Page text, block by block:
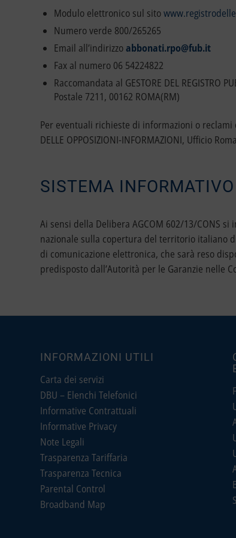
Modulo elettronico sul sito
Numero verde 800/265265
Email all’indirizzoabbonati.rpo@fub.it
Fax al numero 06 54224822
Raccomandata al GESTORE DEL REGISTRO
Postale 7211, 00162 ROMA(RM)
Per eventuali richieste di informazioni o reclami è
DELLE OPPOSIZIONI-INFORMAZIONI, Ufficio
SISTEMA
Ai sensi della Delibera AGCOM 602/13/CONS
nazionale sulla copertura del territorio italiano
di comunicazione elettronica, che sarà reso
predisposto dall’Autorità per le Garanzie nelle
INFORMAZIONI UTILI
Carta dei servizi
DBU – Elenchi Telefonici
Informative Contrattuali
Informative Privacy
Note Legali
Trasparenza Tariffaria
Trasparenza Tecnica
Parental Control
Broadband Map